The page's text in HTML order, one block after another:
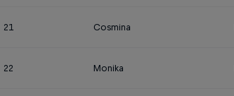
21 Cosmina
22 Monika